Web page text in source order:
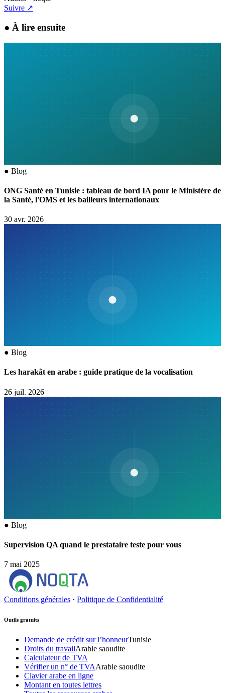
Suivre ↗
● À lire ensuite
● Blog
ONG Santé en Tunisie : tableau de bord IA pour le Ministère de
la Santé, l'OMS et les bailleurs internationaux
30 avr. 2026
● Blog
Les harakât en arabe : guide pratique de la vocalisation
26 juil. 2026
● Blog
Supervision QA quand le prestataire teste pour vous
7 mai 2025
Conditions générales · Politique de Confidentialité
Outils gratuits
Demande de crédit sur l’honneurTunisie
Droits du travailArabie saoudite
Calculateur de TVA
Vérifier un n° de TVAArabie saoudite
Clavier arabe en ligne
Montant en toutes lettres